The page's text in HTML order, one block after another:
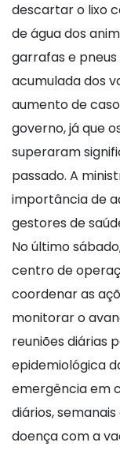
descartar o lixo
de água dos
garrafas e
acumulada dos
aumento de
governo, já que
superaram
passado. A
importância de
gestores de
No último
centro de
coordenar as
monitorar o
reuniões diárias
epidemiológica
emergência em
diários,
doença com a